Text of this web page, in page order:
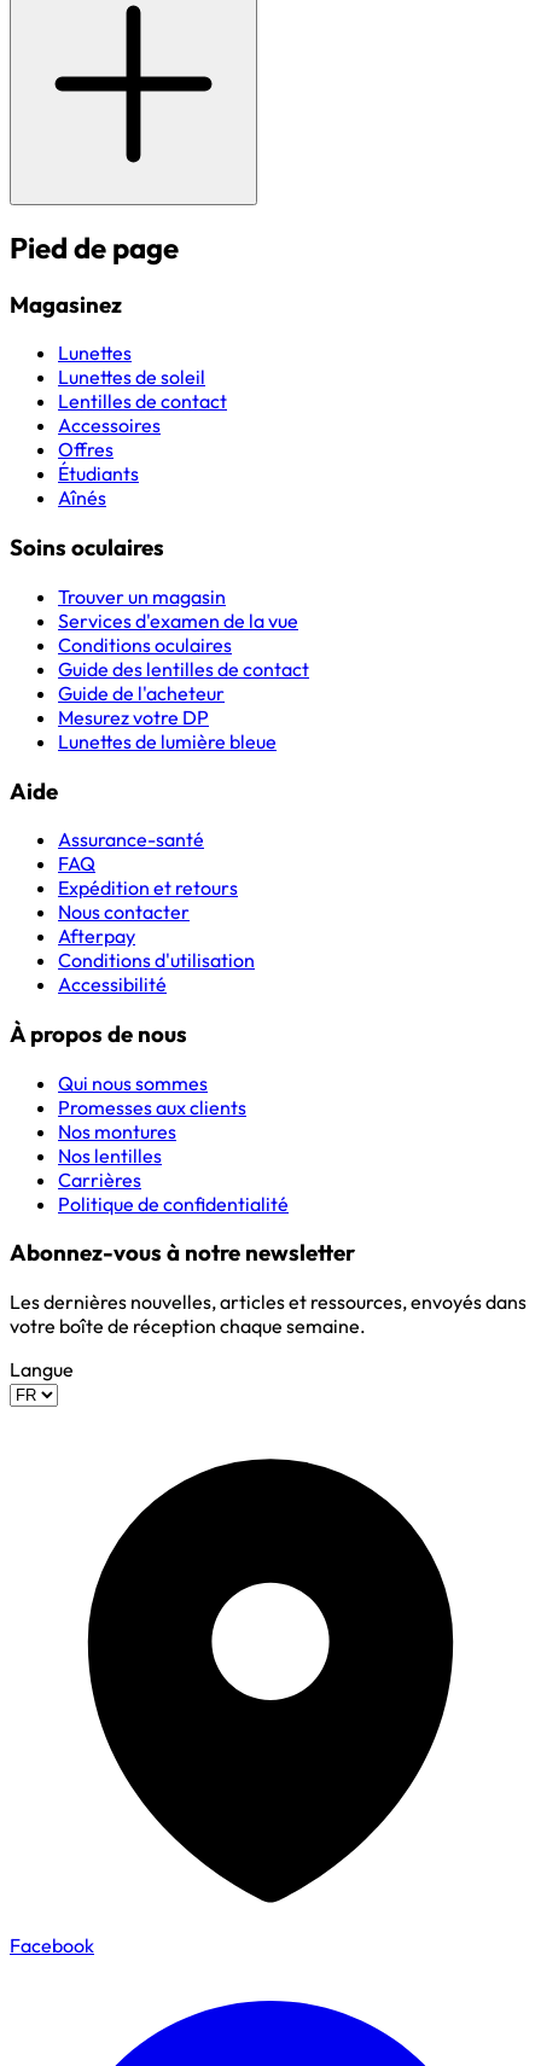
Pied de page
Magasinez
Lunettes
Lunettes de soleil
Lentilles de contact
Accessoires
Offres
Étudiants
Aînés
Soins oculaires
Trouver un magasin
Services d'examen de la vue
Conditions oculaires
Guide des lentilles de contact
Guide de l'acheteur
Mesurez votre DP
Lunettes de lumière bleue
Aide
Assurance-santé
FAQ
Expédition et retours
Nous contacter
Afterpay
Conditions d'utilisation
Accessibilité
À propos de nous
Qui nous sommes
Promesses aux clients
Nos montures
Nos lentilles
Carrières
Politique de confidentialité
Abonnez-vous à notre newsletter
Les dernières nouvelles, articles et ressources, envoyés dans
votre boîte de réception chaque semaine.
Langue
Facebook